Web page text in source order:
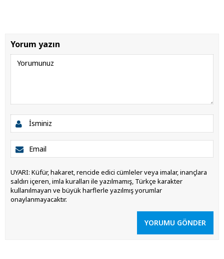
Yorum yazın
UYARI: Küfür, hakaret, rencide edici cümleler veya imalar, inançlara
saldırı içeren, imla kuralları ile yazılmamış, Türkçe karakter
kullanılmayan ve büyük harflerle yazılmış yorumlar
onaylanmayacaktır.
YORUMU GÖNDER